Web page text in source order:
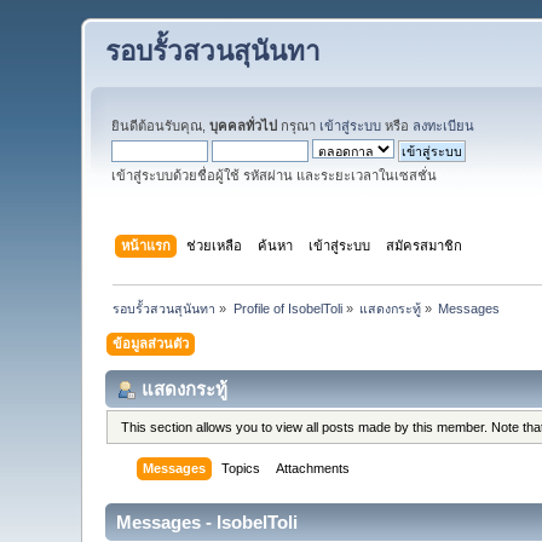
รอบรั้วสวนสุนันทา
ยินดีต้อนรับคุณ,บุคคลทั่วไป กรุณา เข้าสู่ระบบ หรือ ลงทะเบียน
เข้าสู่ระบบด้วยชื่อผู้ใช้ รหัสผ่าน และระยะเวลาในเซสชั่น
หน้าแรก ช่วยเหลือ ค้นหา เข้าสู่ระบบ สมัครสมาชิก
รอบรั้วสวนสุนันทา » Profile of IsobelToli» แสดงกระทู้ » Messages
ข้อมูลส่วนตัว
แสดงกระทู้
This section allows you to view all posts made by this member. Note
Messages Topics Attachments
Messages - IsobelToli